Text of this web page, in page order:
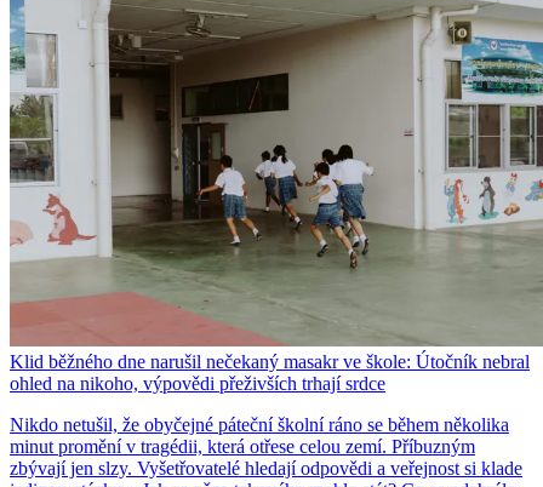
Klid běžného dne narušil nečekaný masakr ve škole: Útočník nebral
ohled na nikoho, výpovědi přeživších trhají srdce
Nikdo netušil, že obyčejné páteční školní ráno se během několika
minut promění v tragédii, která otřese celou zemí. Příbuzným
zbývají jen slzy. Vyšetřovatelé hledají odpovědi a veřejnost si klade